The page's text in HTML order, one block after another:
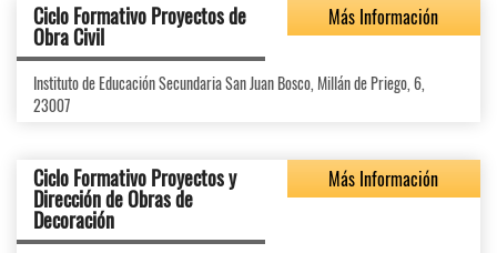
Ciclo Formativo Proyectos de
Obra Civil
Más Información
Instituto de Educación Secundaria San Juan Bosco, Millán de Priego, 6,
23007
Ciclo Formativo Proyectos y
Dirección de Obras de
Decoración
Más Información